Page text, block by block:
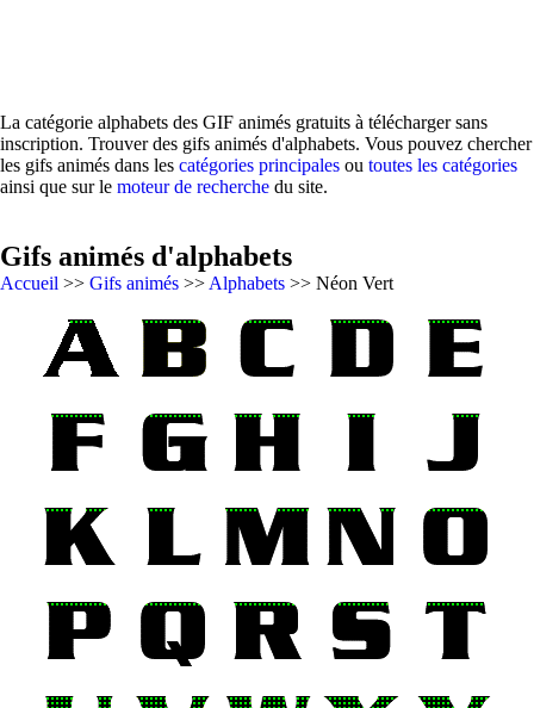
La catégorie alphabets des GIF animés gratuits à télécharger sans
inscription. Trouver des gifs animés d'alphabets. Vous pouvez chercher
les gifs animés dans les catégories principales ou toutes les catégories
ainsi que sur le moteur de recherche du site.
Gifs animés d'alphabets
Accueil >> Gifs animés >> Alphabets >> Néon Vert